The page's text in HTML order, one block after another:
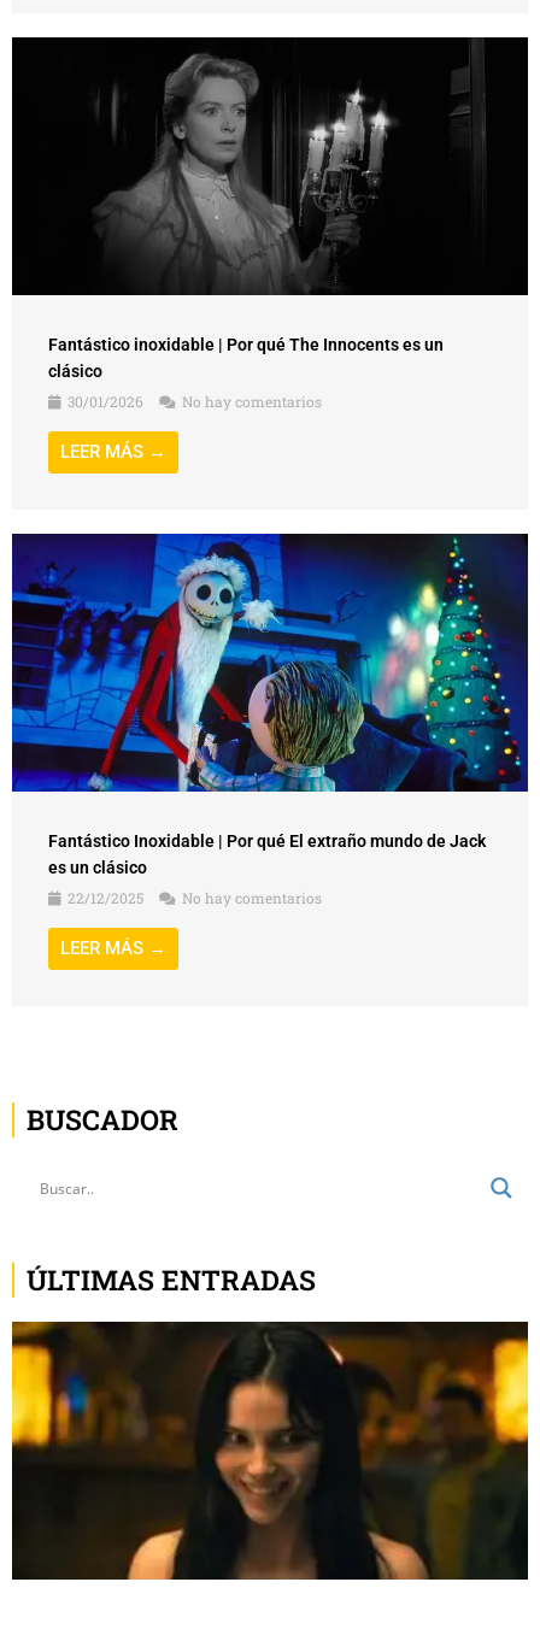
Fantástico inoxidable | Por qué The Innocents es un
clásico
30/01/2026
No hay comentarios
LEER MÁS →
Fantástico Inoxidable | Por qué El extraño mundo de Jack
es un clásico
22/12/2025
No hay comentarios
LEER MÁS →
BUSCADOR
ÚLTIMAS ENTRADAS